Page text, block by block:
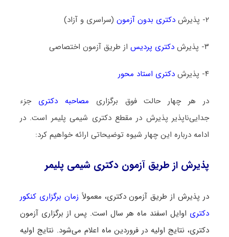
۲- پذیرش دکتری بدون آزمون(سراسری و آزاد)
۳- پذیرش دکتری پردیساز طریق آزمون اختصاصی
۴- پذیرش دکتری استاد محور
در هر چهار حالت فوق برگزاری مصاحبه دکتری جزء
جدایی‌ناپذیر پذیرش در مقطع دکتری شیمی پلیمر است. در
ادامه درباره این چهار شیوه توضیحاتی ارائه خواهیم کرد:
پذیرش از طریق آزمون دکتری شیمی پلیمر
در پذیرش از طریق آزمون دکتری، معمولاً زمان برگزاری کنکور
دکتری اوایل اسفند ماه هر سال است. پس از برگزاری آزمون
دکتری، نتایج اولیه در فروردین ماه اعلام می‌شود. نتایج اولیه